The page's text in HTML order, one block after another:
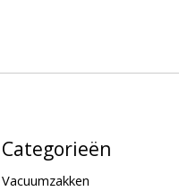
Categorieën
Vacuumzakken